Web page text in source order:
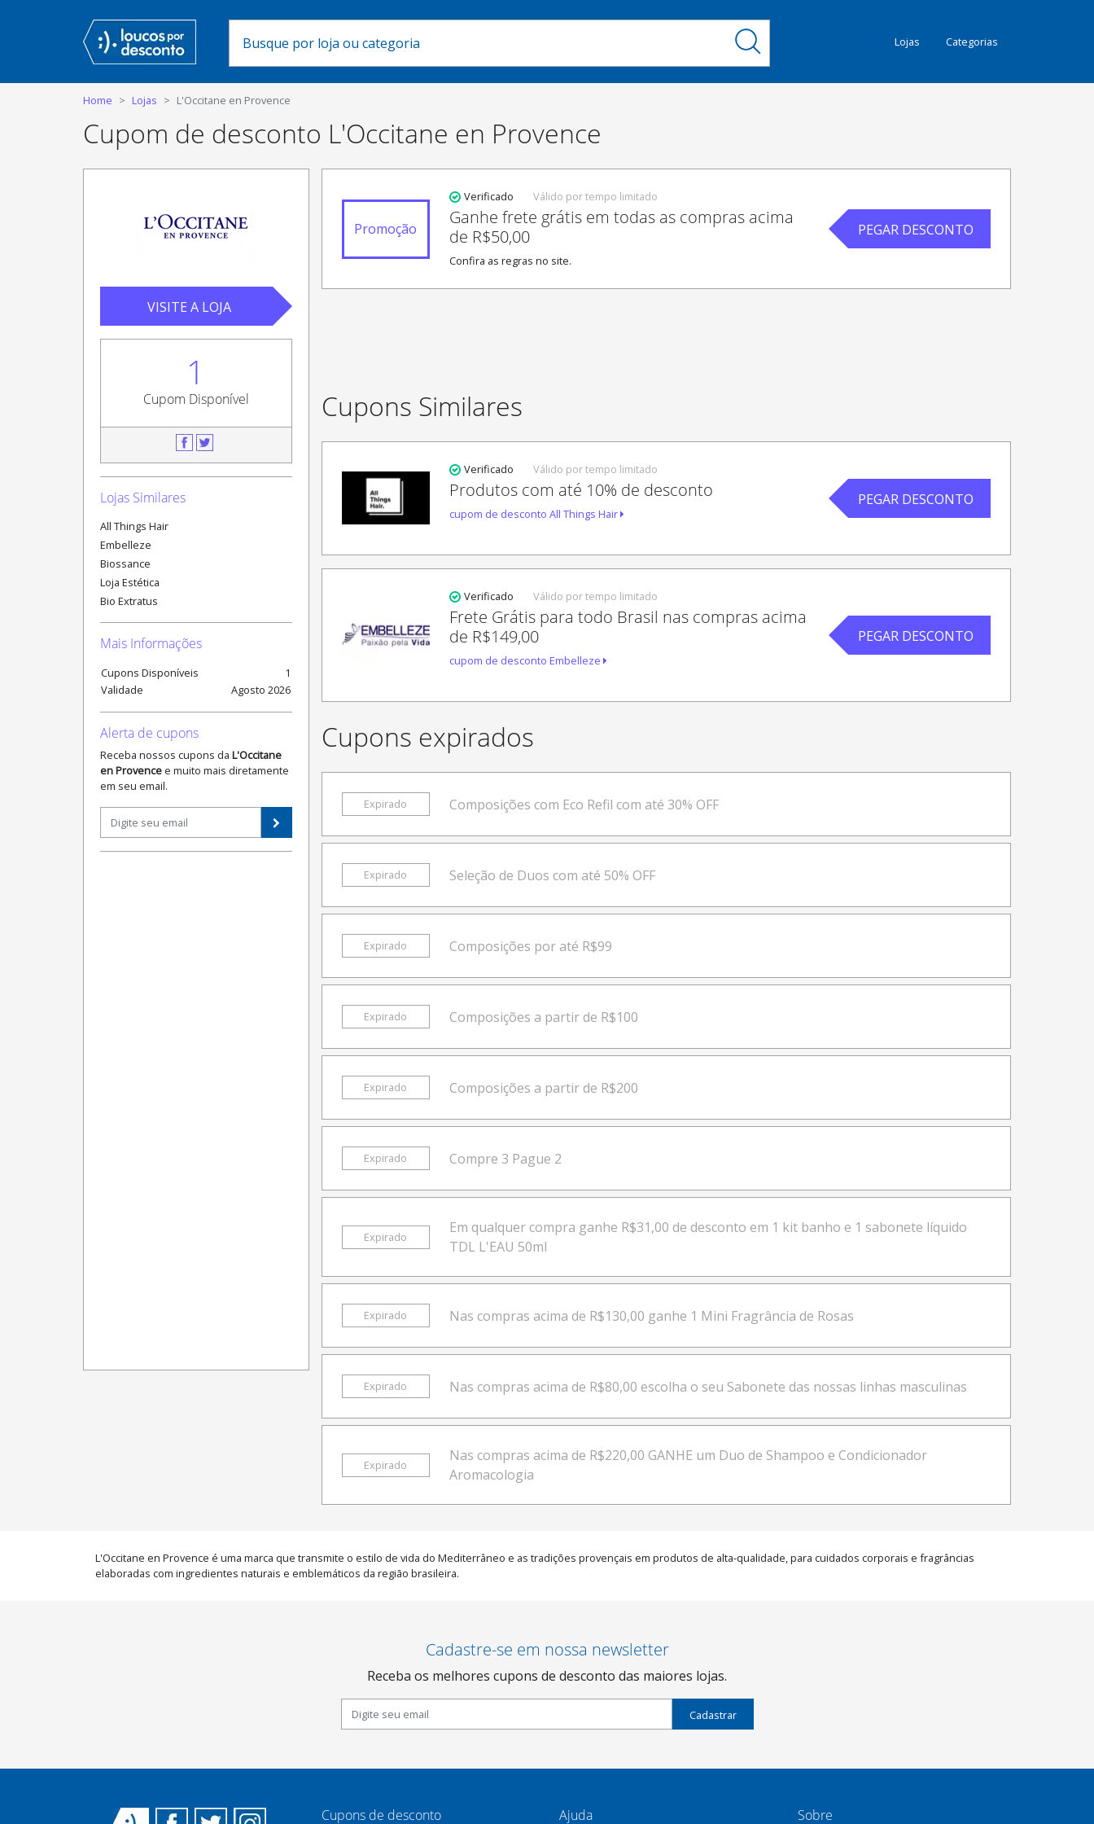
Lojas Categorias
Home Lojas L'Occitane en Provence
Cupom de desconto L'Occitane en Provence
VISITE A LOJA
1
Cupom Disponível
Lojas Similares
All Things Hair
Embelleze
Biossance
Loja Estética
Bio Extratus
Mais Informações
Cupons Disponíveis
1
Validade
Agosto 2026
Alerta de cupons
Receba nossos cupons da L'Occitane
en Provence e muito mais diretamente
em seu email.
Promoção
Verificado Válido por tempo limitado
Ganhe frete grátis em todas as compras acima
de R$50,00
Confira as regras no site.
PEGAR DESCONTO
Cupons Similares
Verificado Válido por tempo limitado
Produtos com até 10% de desconto
cupom de desconto All Things Hair
PEGAR DESCONTO
Verificado Válido por tempo limitado
Frete Grátis para todo Brasil nas compras acima
de R$149,00
cupom de desconto Embelleze
PEGAR DESCONTO
Cupons expirados
Expirado Composições com Eco Refil com até 30% OFF
Expirado Seleção de Duos com até 50% OFF
Expirado Composições por até R$99
Expirado Composições a partir de R$100
Expirado Composições a partir de R$200
Expirado Compre 3 Pague 2
Expirado
Em qualquer compra ganhe R$31,00 de desconto em 1 kit banho e 1 sabonete líquido
TDL L'EAU 50ml
Expirado Nas compras acima de R$130,00 ganhe 1 Mini Fragrância de Rosas
Expirado Nas compras acima de R$80,00 escolha o seu Sabonete das nossas linhas masculinas
Expirado
Nas compras acima de R$220,00 GANHE um Duo de Shampoo e Condicionador
Aromacologia
L'Occitane en Provence é uma marca que transmite o estilo de vida do Mediterrâneo e as tradições provençais em produtos de alta-qualidade, para cuidados corporais e fragrâncias
elaboradas com ingredientes naturais e emblemáticos da região brasileira.
Cadastre-se em nossa newsletter
Receba os melhores cupons de desconto das maiores lojas.
Cadastrar
Cupons de desconto Ajuda Sobre